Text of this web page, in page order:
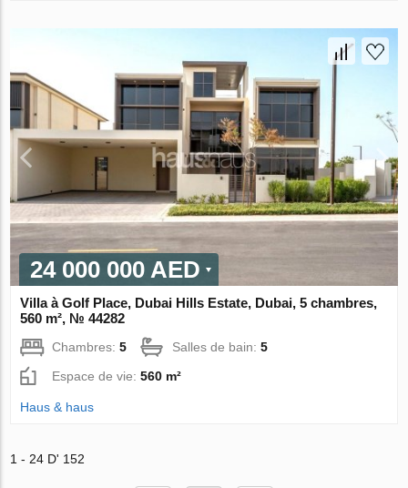
24 000 000 AED
Villa à Golf Place, Dubai Hills Estate, Dubai, 5 chambres,
560 m², № 44282
Chambres:5 Salles de bain:5
Espace de vie:560 m²
Haus & haus
1 - 24 D' 152